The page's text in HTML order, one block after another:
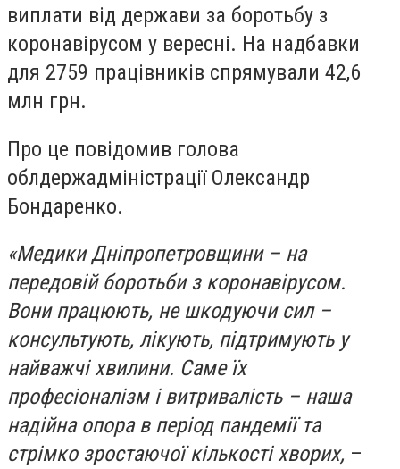
виплати від держави за боротьбу з
коронавірусом у вересні. На надбавки
для 2759 працівників спрямували 42,6
млн грн.
Про це повідомив голова
облдержадміністрації Олександр
Бондаренко.
«Медики Дніпропетровщини – на
передовій боротьби з коронавірусом.
Вони працюють, не шкодуючи сил –
консультують, лікують, підтримують у
найважчі хвилини. Саме їх
професіоналізм і витривалість – наша
надійна опора в період пандемії та
стрімко зростаючої кількості хворих, –